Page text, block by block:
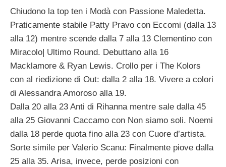
Chiudono la top ten i Modà con Passione Maledetta.
Praticamente stabile Patty Pravo con Eccomi (dalla 13
alla 12) mentre scende dalla 7 alla 13 Clementino con
Miracolo| Ultimo Round. Debuttano alla 16
Macklamore & Ryan Lewis. Crollo per i The Kolors
con al riedizione di Out: dalla 2 alla 18. Vivere a colori
di Alessandra Amoroso alla 19.
Dalla 20 alla 23 Anti di Rihanna mentre sale dalla 45
alla 25 Giovanni Caccamo con Non siamo soli. Noemi
dalla 18 perde quota fino alla 23 con Cuore d’artista.
Sorte simile per Valerio Scanu: Finalmente piove dalla
25 alla 35. Arisa, invece, perde posizioni con